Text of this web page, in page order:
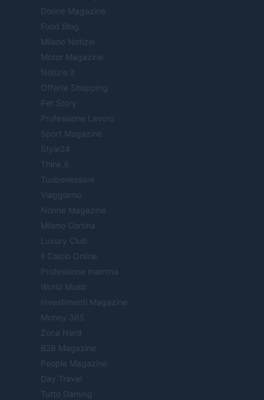
Donne Magazine
Food Blog
Milano Notizie
Motor Magazine
Notizie.it
Offerte Shopping
Pet Story
Professione Lavoro
Sport Magazine
Style24
Think.it
Tuobenessere
Viaggiamo
Nonne Magazine
Milano Cortina
Luxury Club
Il Calcio Online
Professione mamma
World Music
Investimenti Magazine
Money 365
Zona Nerd
B2B Magazine
People Magazine
Day Travel
Tutto Gaming